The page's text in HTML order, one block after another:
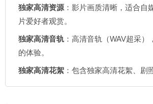
独家高清资源 ：影片画质清晰，适合自
片爱好者观赏。
独家高清音轨 ：高清音轨（WAV超采
的体验。
独家高清花絮 ：包含独家高清花絮、剧